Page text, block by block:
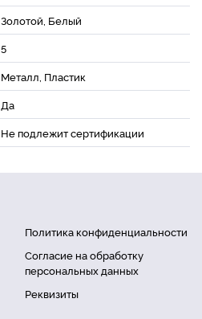
Золотой, Белый
5
Металл, Пластик
Да
Не подлежит сертификации
Политика конфиденциальности
Согласие на обработку
персональных данных
Реквизиты